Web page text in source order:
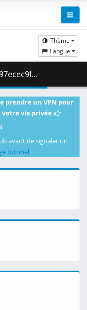
Thème
Langue
prendre un VPN pour
vie privée
avant de signaler un
tutoriel